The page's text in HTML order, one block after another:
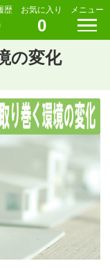
歴 お気に入り
0
メニュー
の変化